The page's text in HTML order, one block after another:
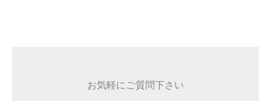
お気軽にご質問下さい